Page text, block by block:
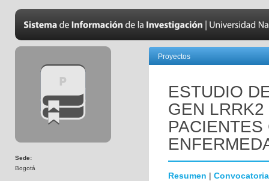
Sede:
Bogotá
Proyectos
ESTUDIO
GEN LRRK2
Resumen | Convocatoria